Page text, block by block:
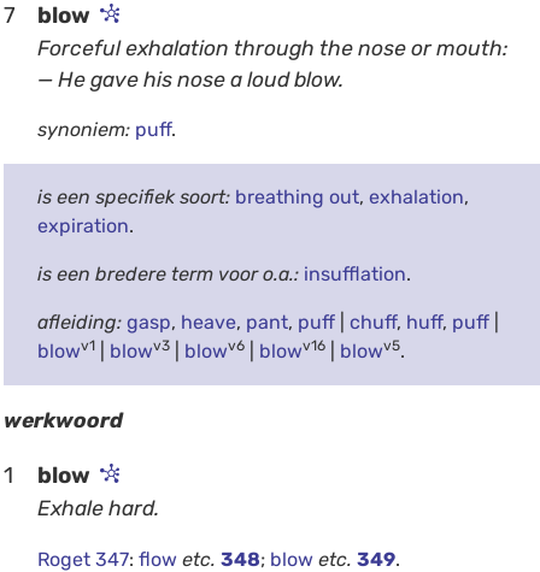
7 blow
Forceful exhalation through the nose or mouth:
— He gave his nose a loud blow.
synoniem: puff.
is een specifiek soort: breathing out, exhalation,
expiration.
is een bredere term voor o.a.: insufflation.
afleiding: gasp, heave, pant, puff| chuff, huff, puff|
blowv1| blowv3| blowv6| blowv16| blowv5.
werkwoord
1 blow
Exhale hard.
Roget 347: flow etc. 348; blow etc. 349.